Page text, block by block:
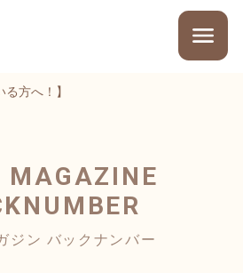
る方へ！】
ジン バックナンバー